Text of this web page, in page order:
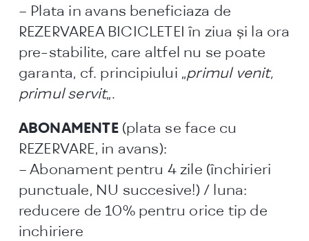
– Plata in avans beneficiaza de
REZERVAREA BICICLETEI în ziua și la ora
pre-stabilite, care altfel nu se poate
garanta, cf. principiului „primul venit,
primul servit„.
ABONAMENTE(plata se face cu
REZERVARE, in avans):
– Abonament pentru 4 zile (închirieri
punctuale, NU succesive!) / luna:
reducere de 10% pentru orice tip de
inchiriere